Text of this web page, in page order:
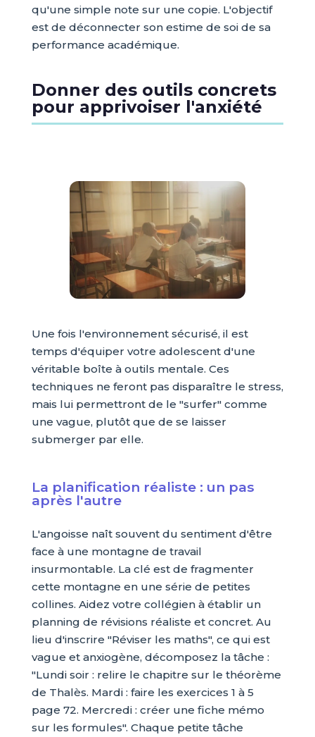
qu'une simple note sur une copie. L'objectif
est de déconnecter son estime de soi de sa
performance académique.
Donner des outils concrets
pour apprivoiser l'anxiété
Une fois l'environnement sécurisé, il est
temps d'équiper votre adolescent d'une
véritable boîte à outils mentale. Ces
techniques ne feront pas disparaître le stress,
mais lui permettront de le "surfer" comme
une vague, plutôt que de se laisser
submerger par elle.
La planification réaliste : un pas
après l'autre
L'angoisse naît souvent du sentiment d'être
face à une montagne de travail
insurmontable. La clé est de fragmenter
cette montagne en une série de petites
collines. Aidez votre collégien à établir un
planning de révisions réaliste et concret. Au
lieu d'inscrire "Réviser les maths", ce qui est
vague et anxiogène, décomposez la tâche :
"Lundi soir : relire le chapitre sur le théorème
de Thalès. Mardi : faire les exercices 1 à 5
page 72. Mercredi : créer une fiche mémo
sur les formules". Chaque petite tâche